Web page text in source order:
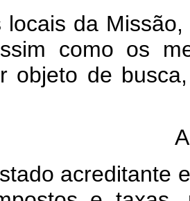
da Missão,
como os
objeto de
acreditante e